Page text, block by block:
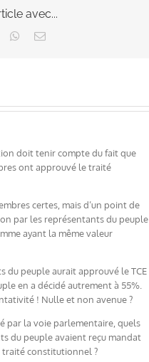
avec...
WhatsApp
Email
doit tenir compte du fait que
ont approuvé le traité
certes, mais d’un point de
par les représentants du peuple
ayant la même valeur
du peuple aurait approuvé le TCE
en a décidé autrement à 55%.
! Nulle et non avenue ?
par la voie parlementaire, quels
du peuple avaient reçu mandat
traité constitutionnel ?